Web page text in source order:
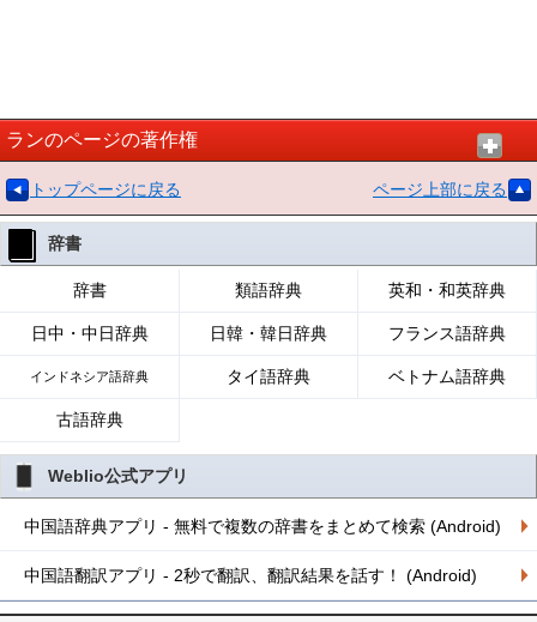
ランのページの著作権
トップページに戻る ページ上部に戻る
辞書
辞書 類語辞典 英和・和英辞典
日中・中日辞典 日韓・韓日辞典 フランス語辞典
インドネシア語辞典 タイ語辞典 ベトナム語辞典
古語辞典
Weblio公式アプリ
中国語辞典アプリ - 無料で複数の辞書をまとめて検索 (Android)
中国語翻訳アプリ - 2秒で翻訳、翻訳結果を話す！ (Android)